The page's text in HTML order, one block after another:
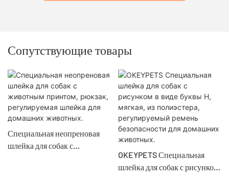
Сопутствующие товары
Специальная неопреновая
шлейка для собак с
OKEYPETS Специальная
шлейка для собак с рисунком